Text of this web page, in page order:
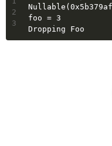
2
3
foo = 3
Dropping Foo